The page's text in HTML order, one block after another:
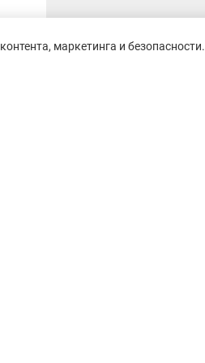
маркетинга и безопасности.